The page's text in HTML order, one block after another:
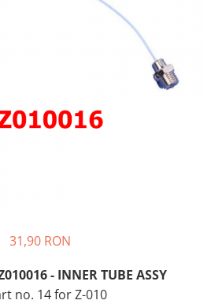
31,90 RON
- INNER TUBE ASSY
no. 14 for Z-010